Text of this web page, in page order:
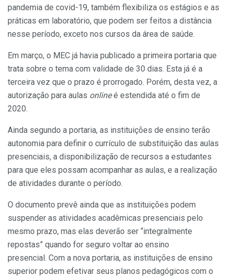
pandemia de covid-19, também flexibiliza os estágios e as
práticas em laboratório, que podem ser feitos a distância
nesse período, exceto nos cursos da área de saúde.
Em março, o MEC já havia publicado a primeira portaria que
trata sobre o tema com validade de 30 dias. Esta já é a
terceira vez que o prazo é prorrogado. Porém, desta vez, a
autorização para aulas onlineé estendida até o fim de
2020.
Ainda segundo a portaria, as instituições de ensino terão
autonomia para definir o currículo de substituição das aulas
presenciais, a disponibilização de recursos a estudantes
para que eles possam acompanhar as aulas, e a realização
de atividades durante o período.
O documento prevê ainda que as instituições podem
suspender as atividades acadêmicas presenciais pelo
mesmo prazo, mas elas deverão ser “integralmente
repostas” quando for seguro voltar ao ensino
presencial. Com a nova portaria, as instituições de ensino
superior podem efetivar seus planos pedagógicos com o